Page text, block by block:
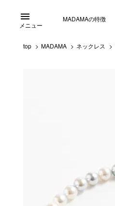
menu
メニュー
MADAMAの特徴
top MADAMA ネックレス